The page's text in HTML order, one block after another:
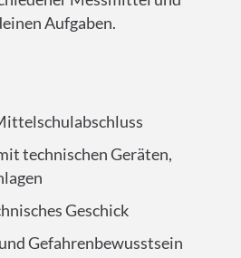
Aufgaben.
technischen Geräten,
Geschick
Gefahrenbewusstsein